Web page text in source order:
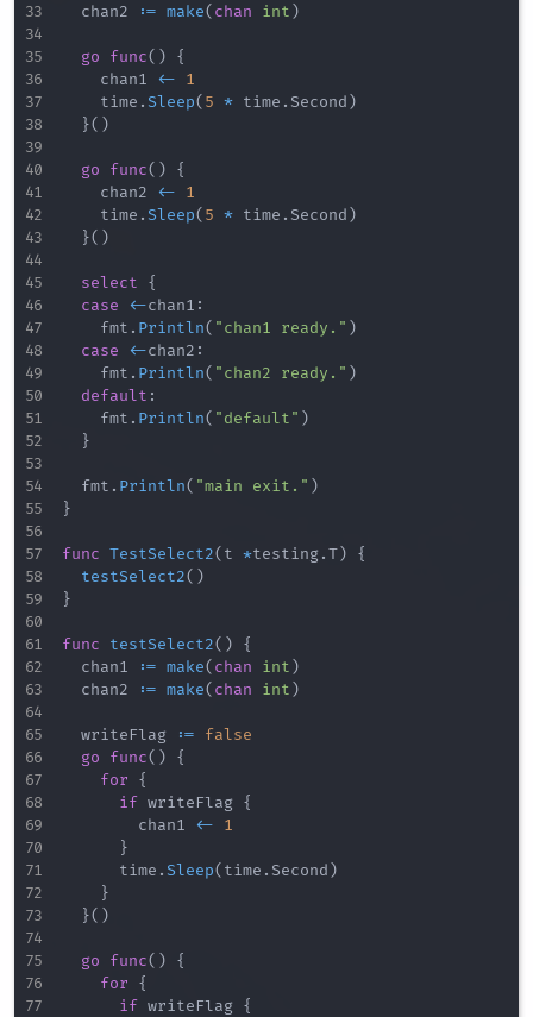
	chan2
:= make( chan int )
go func( )
{
		chan1
<-
1
		time
. Sleep( 5 * time . Second )
}( )
go func( )
{
		chan2
<-
1
		time
. Sleep( 5 * time . Second )
}( )
select
{
case
<-chan1 :
		fmt
. Println( "chan1 ready." )
case
<-chan2 :
		fmt
. Println( "chan2 ready." )
default :
		fmt
. Println( "default" )
}
	fmt
. Println( "main exit." )
}
func TestSelect2( t *testing.T)
{
testSelect2( )
}
func testSelect2( )
{
	chan1
:= make( chan int )
	chan2
:= make( chan int )
	writeFlag
:=
false
go
func( )
{
for
{
if writeFlag {
				chan1
<-
1
}
			time
. Sleep( time . Second )
}
}( )
go func( )
{
for
{
if writeFlag {